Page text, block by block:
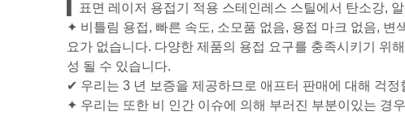
▌ 표면 레이저 용접기 적용 스테인레스 스틸에서 탄소강,
✦ 비틀림 용접, 빠른 속도, 소모품 없음, 용접 마크 없음, 변
요가 없습니다. 다양한 제품의 용접 요구를 충족시키기 위
성 될 수 있습니다.
✔ 우리는 3 년 보증을 제공하므로 애프터 판매에 대해 걱정
✦ 우리는 또한 비 인간 이슈에 의해 부러진 부분이있는 경